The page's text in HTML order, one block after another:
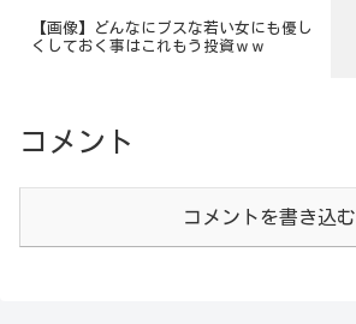
【画像】どんなにブスな若い女にも優し
くしておく事はこれもう投資ｗｗ
コメント
コメントを書き込む